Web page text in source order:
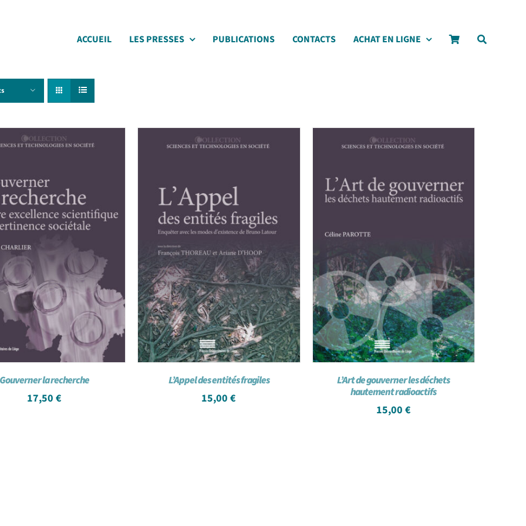
ACCUEIL LES PRESSES PUBLICATIONS CONTACTS ACHAT EN LIGNE
Gouverner la recherche
17,50 €
L’Appel des entités fragiles
15,00€
L’Art de gouverner les déchets
hautement radioactifs
15,00 €